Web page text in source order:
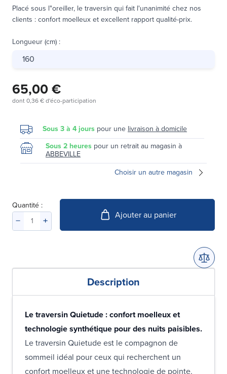
Placé sous l"oreiller, le traversin qui fait l'unanimité chez nos
clients : confort moelleux et excellent rapport qualité-prix.
Longueur (cm) :
160
65,00 €
dont0,36 €d'éco-participation
Sous 3 à 4 jours pour une livraison à domicile
Sous 2 heures pour un retrait au magasin à
ABBEVILLE
Choisir un autre magasin
Quantité :
Ajouter au panier
Description
Le traversin Quietude : confort moelleux et
technologie synthétique pour des nuits paisibles.
Le traversin Quietude est le compagnon de
sommeil idéal pour ceux qui recherchent un
confort moelleux et une technologie de pointe.